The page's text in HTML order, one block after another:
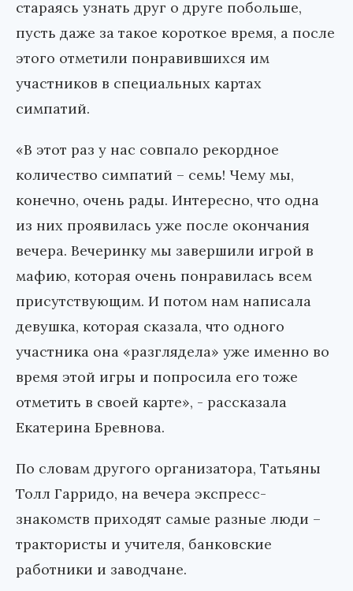
стараясь узнать друг о друге побольше,
пусть даже за такое короткое время, а после
этого отметили понравившихся им
участников в специальных картах
симпатий.
«В этот раз у нас совпало рекордное
количество симпатий – семь! Чему мы,
конечно, очень рады. Интересно, что одна
из них проявилась уже после окончания
вечера. Вечеринку мы завершили игрой в
мафию, которая очень понравилась всем
присутствующим. И потом нам написала
девушка, которая сказала, что одного
участника она «разглядела» уже именно во
время этой игры и попросила его тоже
отметить в своей карте», - рассказала
Екатерина Бревнова.
По словам другого организатора, Татьяны
Толл Гарридо, на вечера экспресс-
знакомств приходят самые разные люди –
трактористы и учителя, банковские
работники и заводчане.